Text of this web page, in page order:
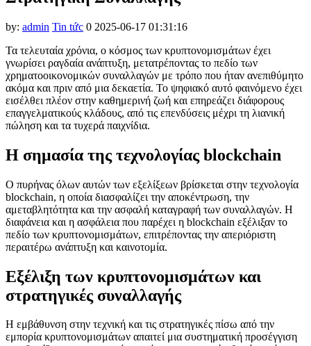
by: admin Tin tức 0 2025-06-17 01:31:16
Τα τελευταία χρόνια, ο κόσμος των κρυπτονομισμάτων έχει
γνωρίσει ραγδαία ανάπτυξη, μετατρέποντας το πεδίο των
χρηματοοικονομικών συναλλαγών με τρόπο που ήταν ανεπιθύμητο
ακόμα και πριν από μια δεκαετία. Το ψηφιακό αυτό φαινόμενο έχει
εισέλθει πλέον στην καθημερινή ζωή και επηρεάζει διάφορους
επαγγελματικούς κλάδους, από τις επενδύσεις μέχρι τη λιανική
πώληση και τα τυχερά παιχνίδια.
Η σημασία της τεχνολογίας blockchain
Ο πυρήνας όλων αυτών των εξελίξεων βρίσκεται στην τεχνολογία
blockchain, η οποία διασφαλίζει την αποκέντρωση, την
αμεταβλητότητα και την ασφαλή καταγραφή των συναλλαγών. Η
διαφάνεια και η ασφάλεια που παρέχει η blockchain εξέλιξαν το
πεδίο των κρυπτονομισμάτων, επιτρέποντας την απεριόριστη
περαιτέρω ανάπτυξη και καινοτομία.
Εξέλιξη των κρυπτονομισμάτων και
στρατηγικές συναλλαγής
Η εμβάθυνση στην τεχνική και τις στρατηγικές πίσω από την
εμπορία κρυπτονομισμάτων απαιτεί μια συστηματική προσέγγιση